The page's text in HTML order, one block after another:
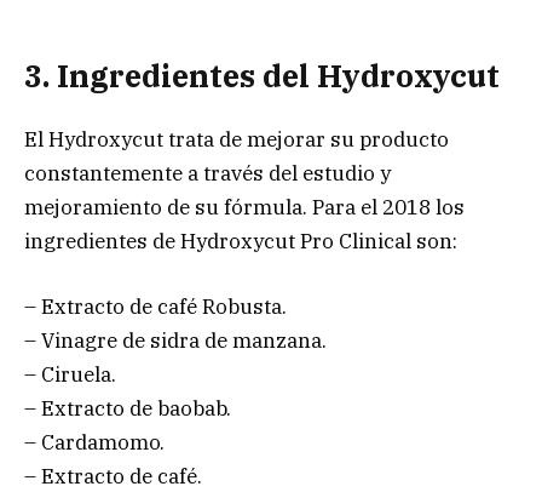
3. Ingredientes del Hydroxycut
El Hydroxycut trata de mejorar su producto
constantemente a través del estudio y
mejoramiento de su fórmula. Para el 2018 los
ingredientes de Hydroxycut Pro Clinical son:
– Extracto de café Robusta.
– Vinagre de sidra de manzana.
– Ciruela.
– Extracto de baobab.
– Cardamomo.
– Extracto de café.